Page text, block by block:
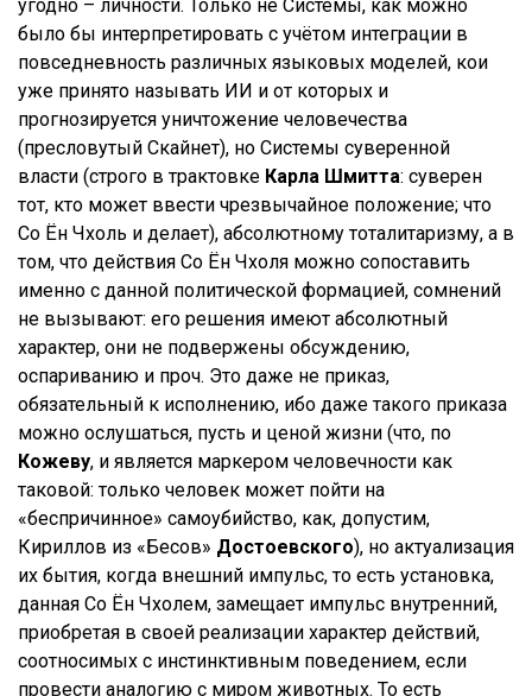
угодно – личности. Только не Системы, как можно
было бы интерпретировать с учётом интеграции в
повседневность различных языковых моделей, кои
уже принято называть ИИ и от которых и
прогнозируется уничтожение человечества
(пресловутый Скайнет), но Системы суверенной
власти (строго в трактовке Карла Шмитта: суверен
тот, кто может ввести чрезвычайное положение; что
Со Ён Чхоль и делает), абсолютному тоталитаризму, а в
том, что действия Со Ён Чхоля можно сопоставить
именно с данной политической формацией, сомнений
не вызывают: его решения имеют абсолютный
характер, они не подвержены обсуждению,
оспариванию и проч. Это даже не приказ,
обязательный к исполнению, ибо даже такого приказа
можно ослушаться, пусть и ценой жизни (что, по
Кожеву, и является маркером человечности как
таковой: только человек может пойти на
«беспричинное» самоубийство, как, допустим,
Кириллов из «Бесов» Достоевского), но актуализация
их бытия, когда внешний импульс, то есть установка,
данная Со Ён Чхолем, замещает импульс внутренний,
приобретая в своей реализации характер действий,
соотносимых с инстинктивным поведением, если
провести аналогию с миром животных. То есть